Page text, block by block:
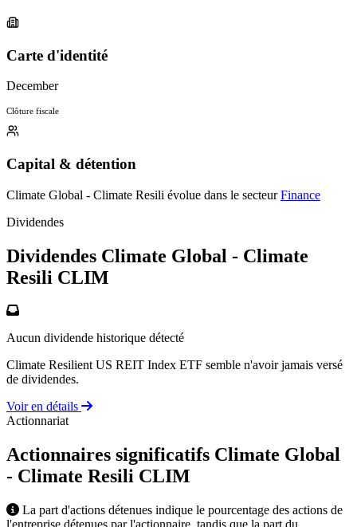
Carte d'identité
December
Clôture fiscale
Capital & détention
Climate Global - Climate Resili évolue dans le secteurFinance
Dividendes
Dividendes Climate Global - Climate
Resili CLIM
Aucun dividende historique détecté
Climate Resilient US REIT Index ETF semble n'avoir jamais versé
de dividendes.
Voir en détails
Actionnariat
Actionnaires significatifs Climate Global
- Climate Resili CLIM
La part d'actions détenues indique le pourcentage des actions de